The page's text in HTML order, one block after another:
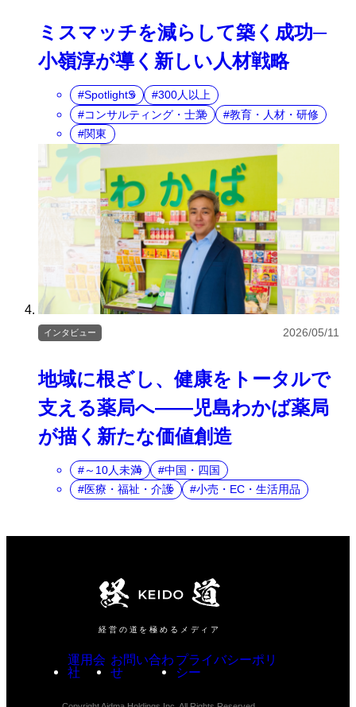
ミスマッチを減らして築く成功─
小嶺淳が導く新しい人材戦略
SpotlightS
300人以上
コンサルティング・士業
教育・人材・研修
関東
地域に根ざし、健康をトータルで
支える薬局へ――児島わかば薬局
が描く新たな価値創造
インタビュー 2026/05/11
～10人未満
中国・四国
医療・福祉・介護
小売・EC・生活用品
経営の道を極めるメディア
運用会
社
お問い合わ
せ
プライバシーポリ
シー